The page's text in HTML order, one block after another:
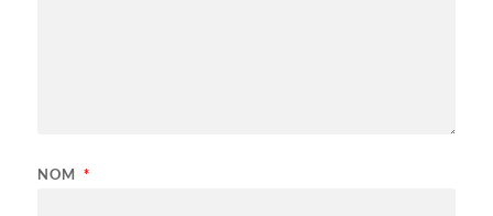
NOM *